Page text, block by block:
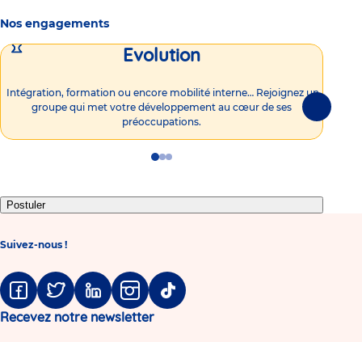
Nos engagements
Evolution
Intégration, formation ou encore mobilité interne… Rejoignez un
groupe qui met votre développement au cœur de ses
préoccupations.
Go
1
Go
2
Go
3
Postuler
Suivez-nous !
FacebookTwitter LinkedinInstagramTiktok
Recevez notre newsletter